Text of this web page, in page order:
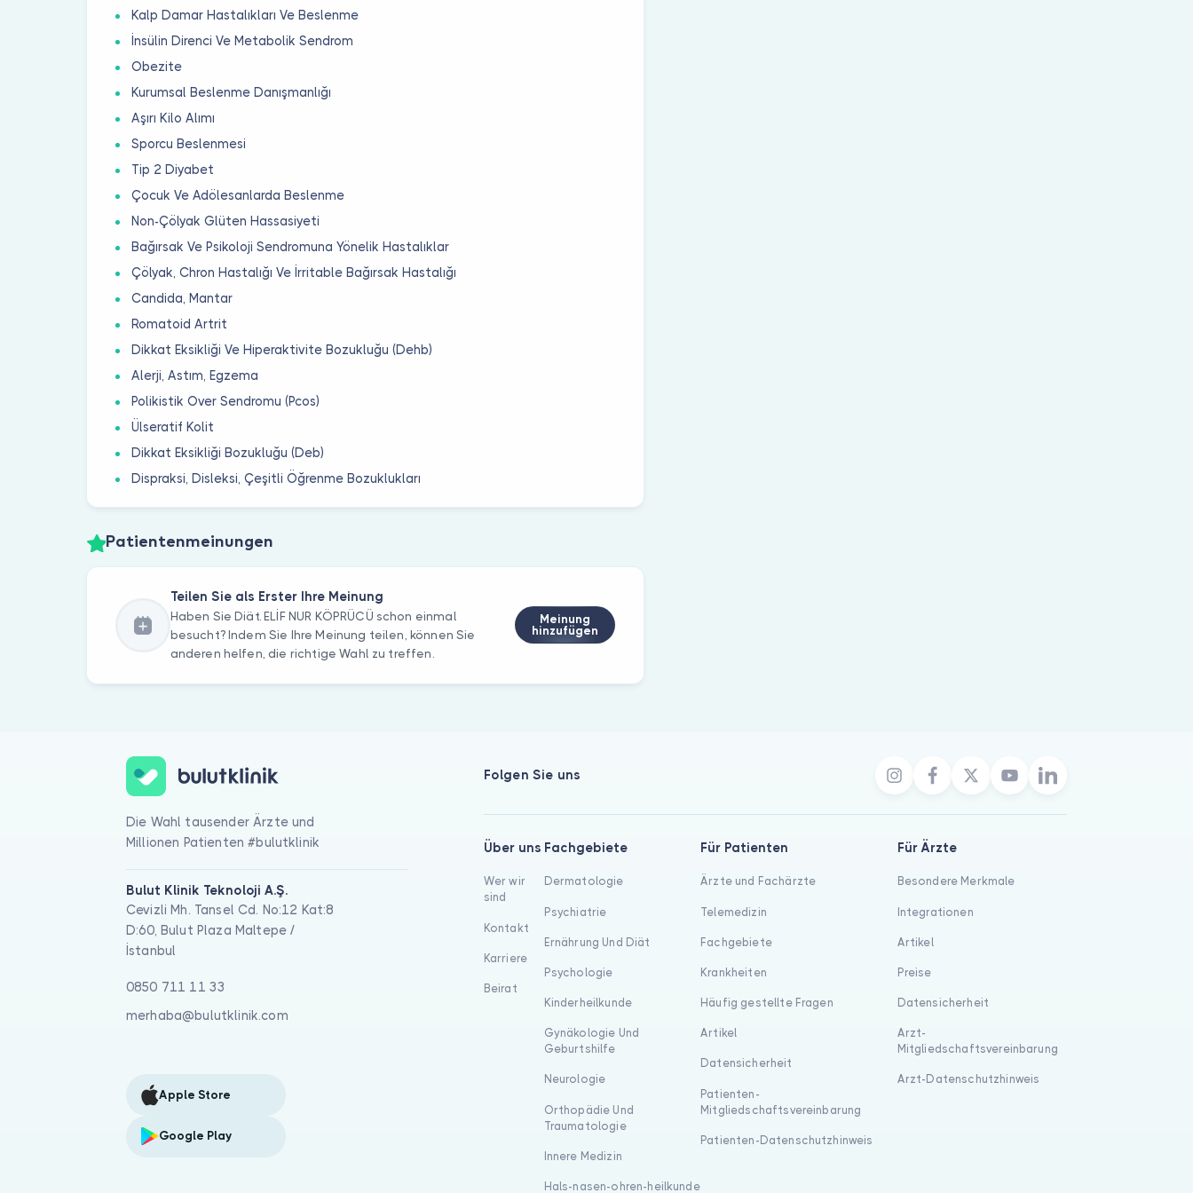
Kalp Damar Hastalıkları Ve Beslenme
İnsülin Direnci Ve Metabolik Sendrom
Obezite
Kurumsal Beslenme Danışmanlığı
Aşırı Kilo Alımı
Sporcu Beslenmesi
Tip 2 Diyabet
Çocuk Ve Adölesanlarda Beslenme
Non-Çölyak Glüten Hassasiyeti
Bağırsak Ve Psikoloji Sendromuna Yönelik Hastalıklar
Çölyak, Chron Hastalığı Ve İrritable Bağırsak Hastalığı
Candida, Mantar
Romatoid Artrit
Dikkat Eksikliği Ve Hiperaktivite Bozukluğu (Dehb)
Alerji, Astım, Egzema
Polikistik Over Sendromu (Pcos)
Ülseratif Kolit
Dikkat Eksikliği Bozukluğu (Deb)
Dispraksi, Disleksi, Çeşitli Öğrenme Bozuklukları
Patientenmeinungen
Teilen Sie als Erster Ihre Meinung
Haben Sie Diät. ELİF NUR KÖPRÜCÜ schon einmal
besucht? Indem Sie Ihre Meinung teilen, können Sie
anderen helfen, die richtige Wahl zu treffen.
Meinung
hinzufügen
Die Wahl tausender Ärzte und
Millionen Patienten #bulutklinik
Bulut Klinik Teknoloji A.Ş.
Cevizli Mh. Tansel Cd. No:12 Kat:8
D:60, Bulut Plaza Maltepe /
İstanbul
0850 711 11 33
merhaba@bulutklinik.com
Apple Store
Google Play
Folgen Sie uns
Über uns
Wer wir
sind
Kontakt
Karriere
Beirat
Fachgebiete
Dermatologie
Psychiatrie
Ernährung Und Diät
Psychologie
Kinderheilkunde
Gynäkologie Und
Geburtshilfe
Neurologie
Orthopädie Und
Traumatologie
Innere Medizin
Hals-nasen-ohren-heilkunde
Für Patienten
Ärzte und Fachärzte
Telemedizin
Fachgebiete
Krankheiten
Häufig gestellte Fragen
Artikel
Datensicherheit
Patienten-
Mitgliedschaftsvereinbarung
Patienten-Datenschutzhinweis
Für Ärzte
Besondere Merkmale
Integrationen
Artikel
Preise
Datensicherheit
Arzt-
Mitgliedschaftsvereinbarung
Arzt-Datenschutzhinweis